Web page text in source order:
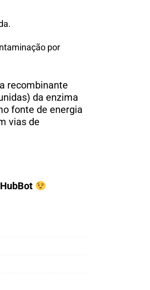
por
recombinante
da enzima
fonte de energia
vias de